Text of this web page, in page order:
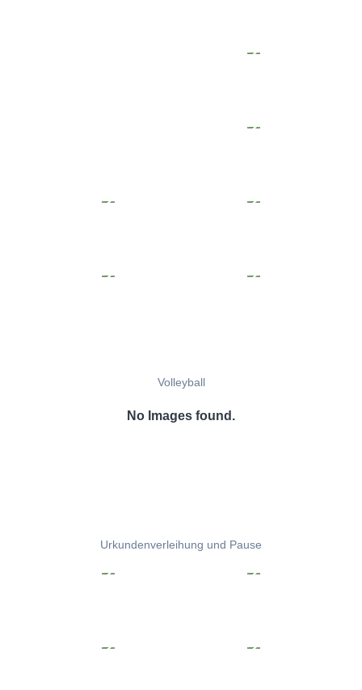
Volleyball
No Images found.
Urkundenverleihung und Pause